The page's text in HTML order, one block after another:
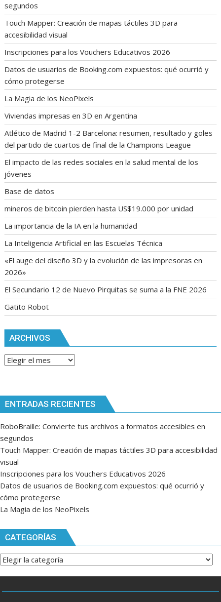
segundos
Touch Mapper: Creación de mapas táctiles 3D para
accesibilidad visual
Inscripciones para los Vouchers Educativos 2026
Datos de usuarios de Booking.com expuestos: qué ocurrió y
cómo protegerse
La Magia de los NeoPixels
Viviendas impresas en 3D en Argentina
Atlético de Madrid 1-2 Barcelona: resumen, resultado y goles
del partido de cuartos de final de la Champions League
El impacto de las redes sociales en la salud mental de los
jóvenes
Base de datos
mineros de bitcoin pierden hasta US$19.000 por unidad
La importancia de la IA en la humanidad
La Inteligencia Artificial en las Escuelas Técnica
«El auge del diseño 3D y la evolución de las impresoras en
2026»
El Secundario 12 de Nuevo Pirquitas se suma a la FNE 2026
Gatito Robot
ARCHIVOS
Archivos
ENTRADAS RECIENTES
RoboBraille: Convierte tus archivos a formatos accesibles en
segundos
Touch Mapper: Creación de mapas táctiles 3D para accesibilidad
visual
Inscripciones para los Vouchers Educativos 2026
Datos de usuarios de Booking.com expuestos: qué ocurrió y
cómo protegerse
La Magia de los NeoPixels
CATEGORÍAS
Categorías